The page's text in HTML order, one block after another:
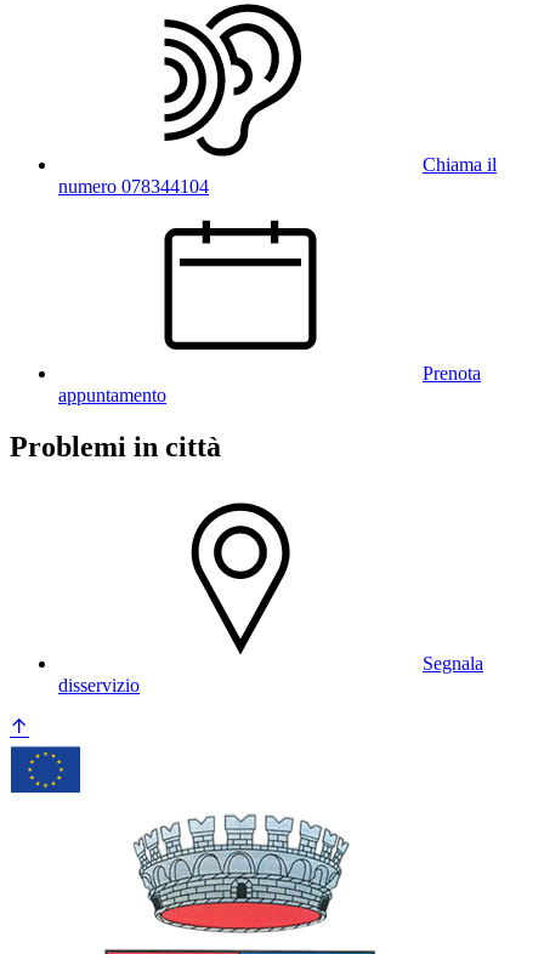
Chiama il
numero 078344104
Prenota
appuntamento
Problemi in città
Segnala
disservizio